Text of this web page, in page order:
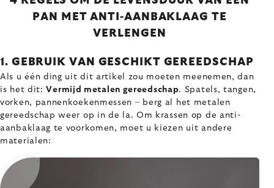
PAN MET ANTI-AANBAKLAAG TE
VERLENGEN
1. GEBRUIK VAN GESCHIKT GEREEDSCHAP
Als u één ding uit dit artikel zou moeten meenemen, dan
is het dit:Vermijd metalen gereedschap. Spatels, tangen,
vorken, pannenkoekenmessen – berg al het metalen
gereedschap weer op in de la. Om krassen op de anti-
aanbaklaag te voorkomen, moet u kiezen uit andere
materialen: